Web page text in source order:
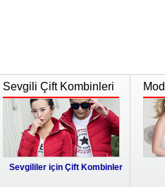
Sevgili Çift Kombinleri
Sevgililer için Çift Kombinler